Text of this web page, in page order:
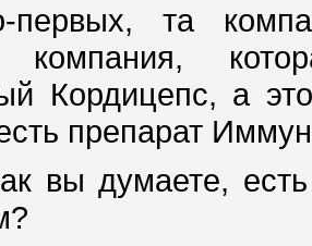
первых, та
компания,
Кордицепс, а
препарат
вы думаете,